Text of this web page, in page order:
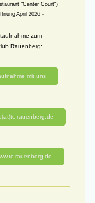
"Center Court")
April 2026 -
zum
Rauenberg:
mit uns
rauenberg.de
rauenberg.de